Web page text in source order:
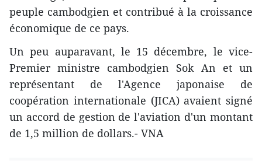
peuple cambodgien et contribué à la croissance
économique de ce pays.
Un peu auparavant, le 15 décembre, le vice-
Premier ministre cambodgien Sok An et un
représentant de l'Agence japonaise de
coopération internationale (JICA) ​avaient signé
un accord de gestion de l'aviation d'un montant
de 1,5 million de dollars.- VNA